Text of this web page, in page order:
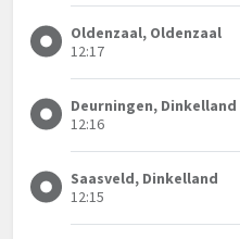
Oldenzaal, Oldenzaal
12:17
Deurningen, Dinkelland
12:16
Saasveld, Dinkelland
12:15